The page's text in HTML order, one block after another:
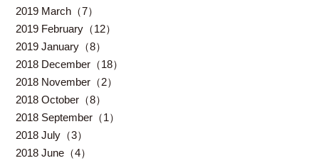
2019 March（7）
2019 February（12）
2019 January（8）
2018 December（18）
2018 November（2）
2018 October（8）
2018 September（1）
2018 July（3）
2018 June（4）